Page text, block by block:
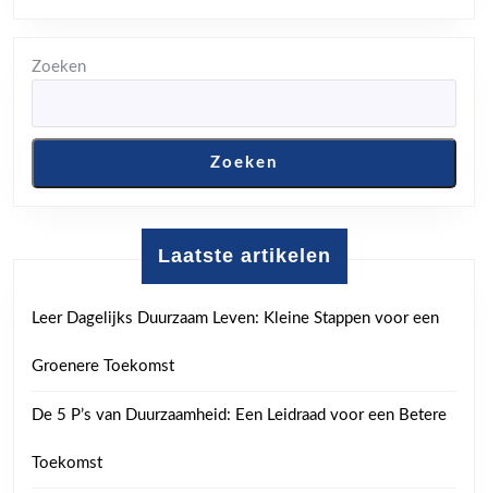
Zoeken
Zoeken
Laatste artikelen
Leer Dagelijks Duurzaam Leven: Kleine Stappen voor een
Groenere Toekomst
De 5 P’s van Duurzaamheid: Een Leidraad voor een Betere
Toekomst